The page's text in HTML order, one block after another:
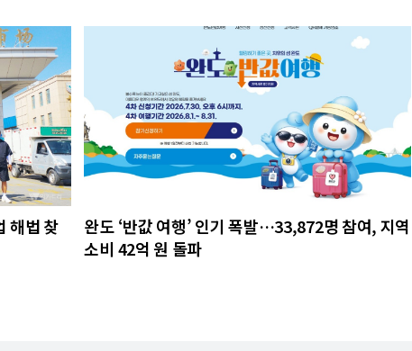
해법 찾
완도 ‘반값 여행’ 인기 폭발…33,872명 참여, 지역
소비 42억 원 돌파